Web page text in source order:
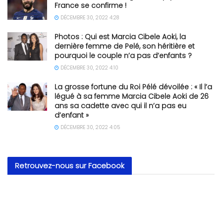
France se confirme !
DÉCEMBRE 30, 2022 4:28
Photos : Qui est Marcia Cibele Aoki, la
dernière femme de Pelé, son héritière et
pourquoi le couple n’a pas d’enfants ?
DÉCEMBRE 30, 2022 4:10
La grosse fortune du Roi Pélé dévoilée : « Il l’a
légué à sa femme Marcia Cibele Aoki de 26
ans sa cadette avec qui il n’a pas eu
d’enfant »
DÉCEMBRE 30, 2022 4:05
Retrouvez-nous sur Facebook